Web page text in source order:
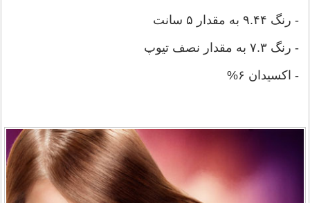
- رنگ ۹.۴۴ به مقدار ۵ سانت
- رنگ ۷.۳ به مقدار نصف تیوپ
- اکسیدان ۶%